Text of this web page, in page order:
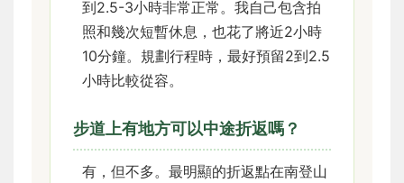
到2.5-3小時非常正常。我自己包含拍
照和幾次短暫休息，也花了將近2小時
10分鐘。規劃行程時，最好預留2到2.5
小時比較從容。
步道上有地方可以中途折返嗎？
有，但不多。最明顯的折返點在南登山